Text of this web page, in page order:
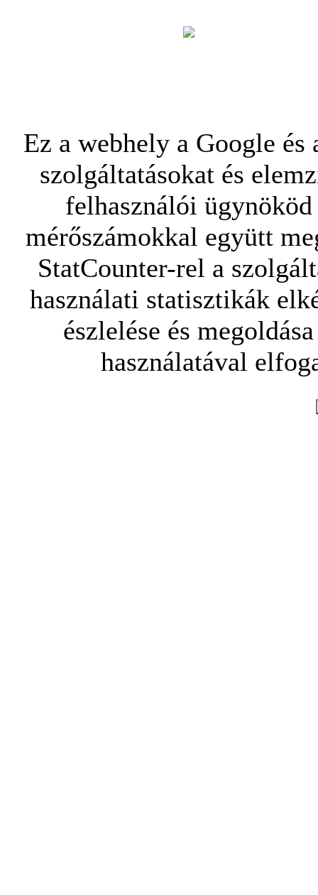
Ez a webhely a Google
szolgáltatásokat és
felhasználói
mérőszámokkal együtt
StatCounter-rel a
használati statisztikák
észlelése és
használatával